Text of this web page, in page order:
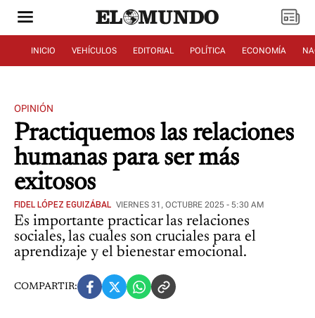
INICIO VEHÍCULOS EDITORIAL POLÍTICA ECONOMÍA
OPINIÓN
Practiquemos las relaciones
humanas para ser más
exitosos
FIDEL LÓPEZ EGUIZÁBAL VIERNES 31, OCTUBRE 2025 - 5:30 AM
Es importante practicar las relaciones
sociales, las cuales son cruciales para el
aprendizaje y el bienestar emocional.
COMPARTIR: